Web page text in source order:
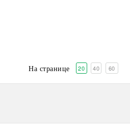
На странице 20 40 60